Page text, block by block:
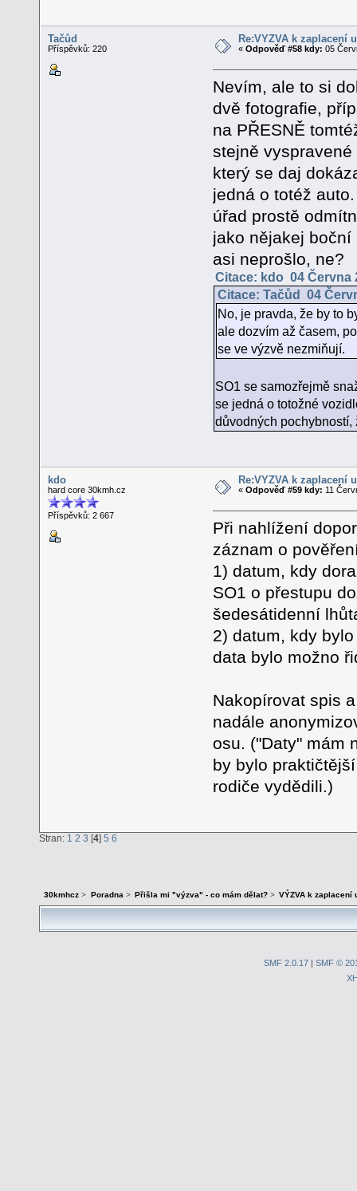
Tačůd
Příspěvků: 220
Re:VÝZVA k zaplacení
«Odpověď #58 kdy: 05
Nevím, ale to si
dvě fotografie,
na PŘESNĚ
stejně
který se daj
jedná o totéž
úřad prostě
jako nějakej
asi neprošlo, ne?
Citace: kdo 04 Června
Citace: Tačůd 04
No, je pravda, že by to
ale dozvím až časem,
se ve výzvě nezmiňují.
SO1 se samozřejmě
se jedná o totožné
důvodných
kdo
hard core 30kmh.cz
Příspěvků: 2 667
Re:VÝZVA k zaplacení
«Odpověď #59 kdy: 11
Při nahlížení
záznam o
1) datum, kdy
SO1 o přestupu
šedesátidenní
2) datum, kdy
data bylo možno
Nakopírovat spis
nadále
osu. ("Daty" mám
by bylo
rodiče vydědili.)
Stran: 1 2 3 [4] 5 6
30kmhcz > Poradna > Přišla mi "výzva" - co mám dělat?> VÝZVA k zaplacení
SMF 2.0.17| SMF ©